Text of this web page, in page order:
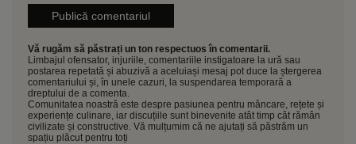
Vă rugăm să păstrați un ton respectuos în comentarii.
Limbajul ofensator, injuriile, comentariile instigatoare la ură sau
postarea repetată și abuzivă a aceluiași mesaj pot duce la ștergerea
comentariului și, în unele cazuri, la suspendarea temporară a
dreptului de a comenta.
Comunitatea noastră este despre pasiunea pentru mâncare, rețete și
experiențe culinare, iar discuțiile sunt binevenite atât timp cât rămân
civilizate și constructive. Vă mulțumim că ne ajutați să păstrăm un
spațiu plăcut pentru toți